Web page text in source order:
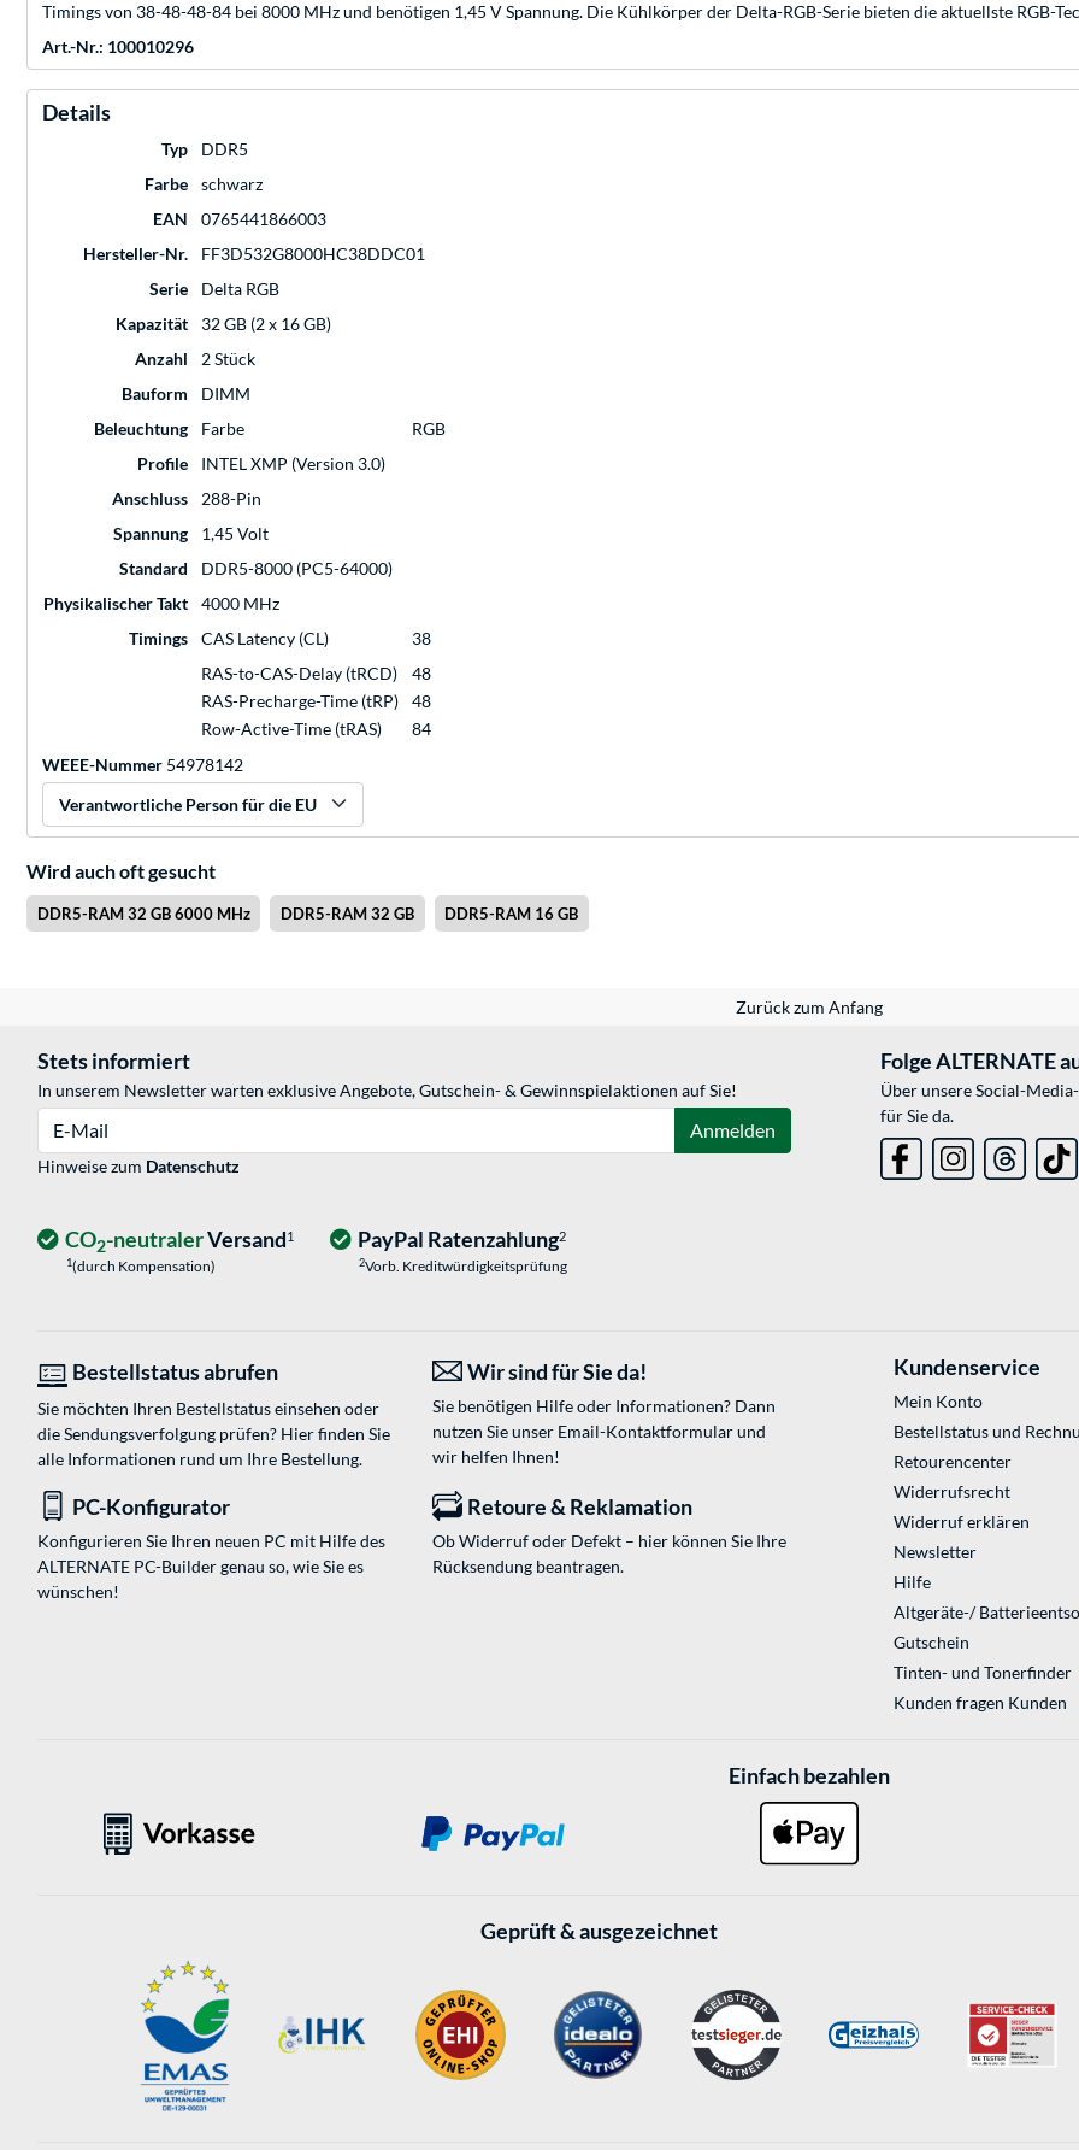
Timings von 38-48-48-84 bei 8000 MHz und benötigen 1,45 V Spannung. Die Kühlkörper der Delta-RGB-Serie bieten die aktuellste RGB-
Art.-Nr.: 100010296
Details
Typ
DDR5
Farbe
schwarz
EAN
0765441866003
Hersteller-Nr.
FF3D532G8000HC38DDC01
Serie
Delta RGB
Kapazität
32 GB (2 x 16 GB)
Anzahl
2 Stück
Bauform
DIMM
Beleuchtung
Farbe
RGB
Profile
INTEL XMP (Version 3.0)
Anschluss
288-Pin
Spannung
1,45 Volt
Standard
DDR5-8000 (PC5-64000)
Physikalischer Takt
4000 MHz
Timings
CAS Latency (CL)
38
RAS-to-CAS-Delay (tRCD)
48
RAS-Precharge-Time (tRP)
48
Row-Active-Time (tRAS)
84
WEEE-Nummer 54978142
Verantwortliche Person für die EU
Wird auch oft gesucht
DDR5-RAM 32 GB 6000 MHz DDR5-RAM 32 GB DDR5-RAM 16 GB
Zurück zum Anfang
Stets informiert
In unserem Newsletter warten exklusive Angebote, Gutschein- & Gewinnspielaktionen auf Sie!
Anmelden
Hinweise zum Datenschutz
Folge ALTERNATE
Über unsere Social-
für Sie da.
CO2-neutralerVersand1
1(durch Kompensation)
PayPal Ratenzahlung2
2Vorb. Kreditwürdigkeitsprüfung
Bestellstatus abrufen
Sie möchten Ihren Bestellstatus einsehen oder
die Sendungsverfolgung prüfen? Hier finden Sie
alle Informationen rund um Ihre Bestellung.
Wir sind für Sie da!
Sie benötigen Hilfe oder Informationen? Dann
nutzen Sie unser Email-Kontaktformularund
wir helfen Ihnen!
PC-Konfigurator
Konfigurieren Sie Ihren neuen PC mit Hilfe des
ALTERNATE PC-Builder genau so, wie Sie es
wünschen!
Retoure & Reklamation
Ob Widerruf oder Defekt – hier können Sie Ihre
Rücksendung beantragen.
Kundenservice
Mein Konto
Bestellstatus und
Retourencenter
Widerrufsrecht
Widerruf erklären
Newsletter
Hilfe
Altgeräte-/
Gutschein
Tinten- und Tonerfinder
Kunden fragen Kunden
Einfach bezahlen
Geprüft & ausgezeichnet